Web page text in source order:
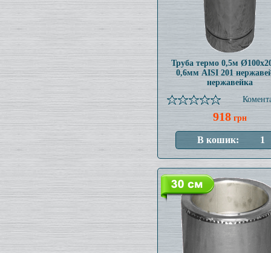
Труба термо 0,5м
0,6мм AISI 201
нержавейка
918 грн